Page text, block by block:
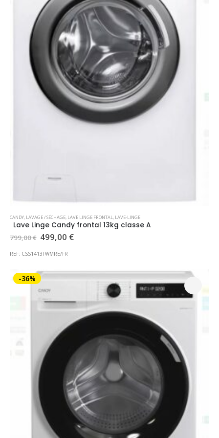
CANDY, LAVAGE / SÉCHAGE, LAVE LINGE FRONTAL, LAVE-LINGE
Lave Linge Candy frontal 13kg classe A
799,00€ Le
initial
499,00 €Le
REF: CSS1413TWMRE/FR
-36%